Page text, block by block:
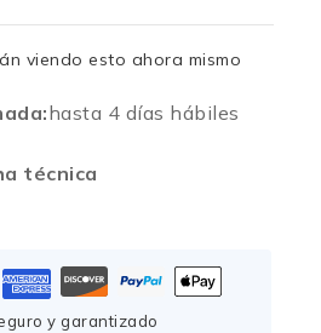
viendo esto ahora mismo
hasta 4 días hábiles
técnica
y garantizado